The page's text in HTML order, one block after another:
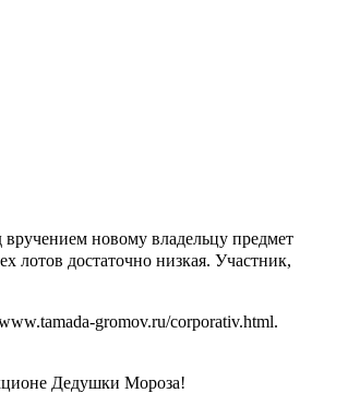
вручением новому владельцу предмет
лотов достаточно низкая. Участник,
gromov.ru/corporativ.html.
Дедушки Мороза!